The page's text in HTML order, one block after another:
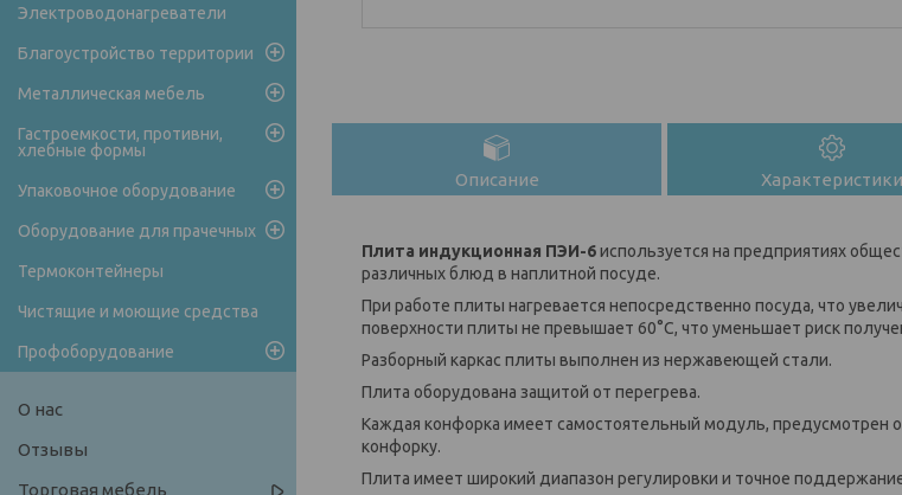
Описание Характеристики
Плита индукционная ПЭИ-6используется на предприятиях
различных блюд в наплитной посуде.
При работе плиты нагревается непосредственно посуда, что
поверхности плиты не превышает 60°С, что уменьшает риск
Разборный каркас плиты выполнен из нержавеющей стали.
Плита оборудована защитой от перегрева.
Каждая конфорка имеет самостоятельный модуль,
конфорку.
Плита имеет широкий диапазон регулировки и точное
Электроводонагреватели
Благоустройство территории
Металлическая мебель
Гастроемкости, противни,
хлебные формы
Упаковочное оборудование
Оборудование для прачечных
Термоконтейнеры
Чистящие и моющие средства
Профоборудование
О нас
Отзывы
Торговая мебель